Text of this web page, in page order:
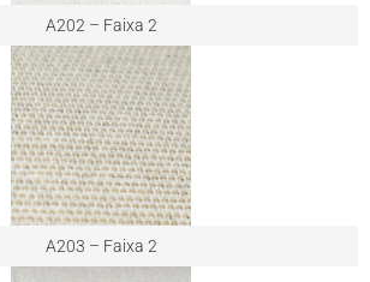
A202 – Faixa 2
A203 – Faixa 2